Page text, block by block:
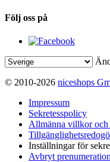
Följ oss på
© 2010-2026 niceshops
Impressum
Sekretesspolicy
Allmänna villkor och
Inställningar för
Avbryt